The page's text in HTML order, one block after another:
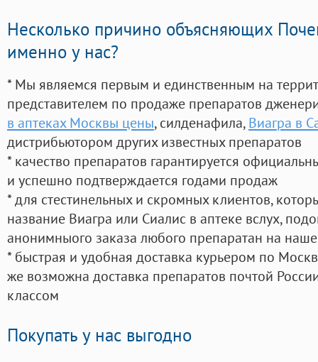
Несколько причино объясняющих
именно у нас?
* Мы являемся первым и единственным на
представителем по продаже препаратов
в аптеках Москвы цены, силденафила, Виагра в
дистрибьютором других известных препаратов
* качество препаратов гарантируется
и успешно подтверждается годами продаж
* для стестинельных и скромных клиентов,
название Виагра или Сиалис в аптеке вслух,
анонимныого заказа любого препаратан на
* быстрая и удобная доставка курьером по
же возможна доставка препаратов почтой
классом
Покупать у нас выгодно